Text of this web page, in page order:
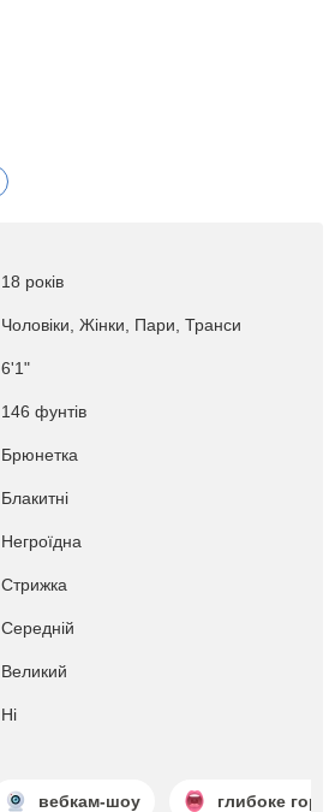
18 років
Чоловіки, Жiнки, Пари, Транси
6'1"
146 фунтів
Брюнетка
Блакитні
Негроїдна
Стрижка
Середній
Великий
Ні
вебкам-шоу глибоке